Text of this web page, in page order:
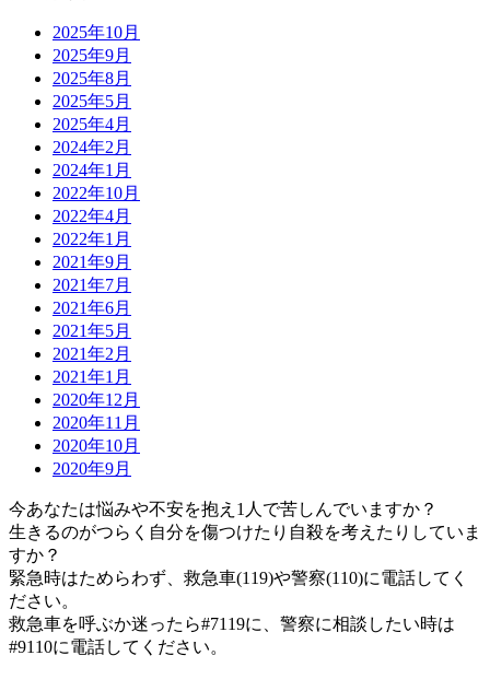
2025年10月
2025年9月
2025年8月
2025年5月
2025年4月
2024年2月
2024年1月
2022年10月
2022年4月
2022年1月
2021年9月
2021年7月
2021年6月
2021年5月
2021年2月
2021年1月
2020年12月
2020年11月
2020年10月
2020年9月
今あなたは悩みや不安を抱え1人で苦しんでいますか？
生きるのがつらく自分を傷つけたり自殺を考えたりしていま
すか？
緊急時はためらわず、救急車(119)や警察(110)に電話してく
ださい。
救急車を呼ぶか迷ったら#7119に、警察に相談したい時は
#9110に電話してください。